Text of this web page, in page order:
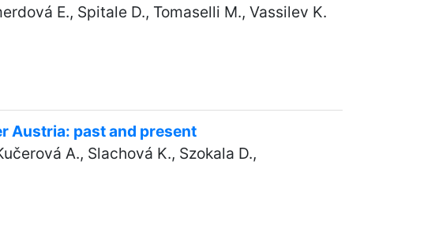
E., Spitale D., Tomaselli M., Vassilev K.
Austria: past and present
A., Slachová K., Szokala D.,